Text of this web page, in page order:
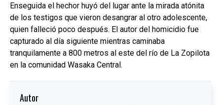
Enseguida el hechor huyó del lugar ante la mirada atónita
de los testigos que vieron desangrar al otro adolescente,
quien falleció poco después. El autor del homicidio fue
capturado al día siguiente mientras caminaba
tranquilamente a 800 metros al este del río de La Zopilota
en la comunidad Wasaka Central.
Autor